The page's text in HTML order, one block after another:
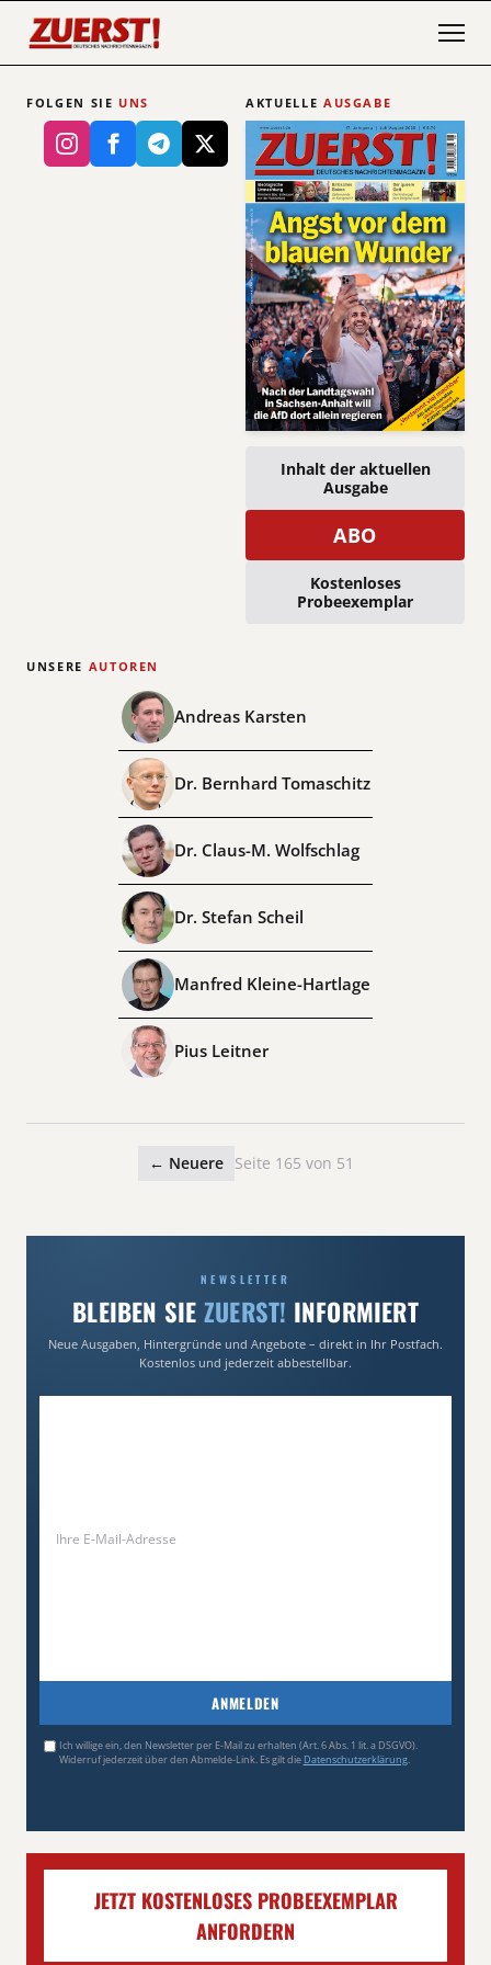
FOLGEN SIE UNS AKTUELLE AUSGABE
Inhalt der aktuellen
Ausgabe
ABO
Kostenloses
Probeexemplar
UNSERE AUTOREN
Andreas Karsten
Dr. Bernhard Tomaschitz
Dr. Claus-M. Wolfschlag
Dr. Stefan Scheil
Manfred Kleine-Hartlage
Pius Leitner
← Neuere Seite 165 von 51
NEWSLETTER
BLEIBEN SIE ZUERST! INFORMIERT
Neue Ausgaben, Hintergründe und Angebote – direkt in Ihr Postfach.
Kostenlos und jederzeit abbestellbar.
ANMELDEN
Ich willige ein, den Newsletter per E-Mail zu erhalten (Art. 6 Abs. 1 lit. a DSGVO).
Widerruf jederzeit über den Abmelde-Link. Es gilt die Datenschutzerklärung.
JETZT KOSTENLOSES PROBEEXEMPLAR
ANFORDERN